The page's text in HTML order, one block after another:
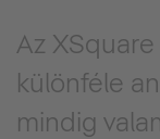
Az
különféle
mindig